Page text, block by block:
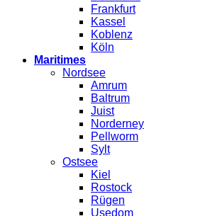
Frankfurt
Kassel
Koblenz
Köln
Maritimes
Nordsee
Amrum
Baltrum
Juist
Norderney
Pellworm
Sylt
Ostsee
Kiel
Rostock
Rügen
Usedom